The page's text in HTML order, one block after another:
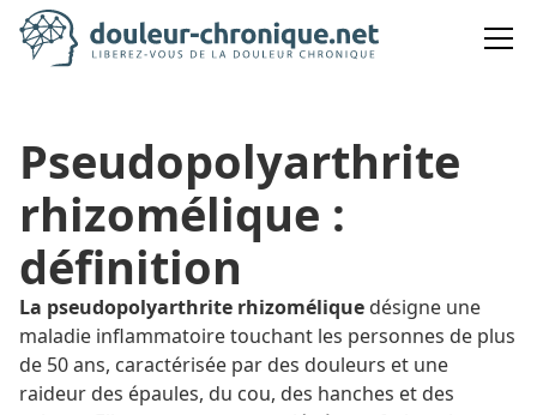
Pseudopolyarthrite
rhizomélique :
définition
La pseudopolyarthrite rhizomélique désigne une
maladie inflammatoire touchant les personnes de plus
de 50 ans, caractérisée par des douleurs et une
raideur des épaules, du cou, des hanches et des